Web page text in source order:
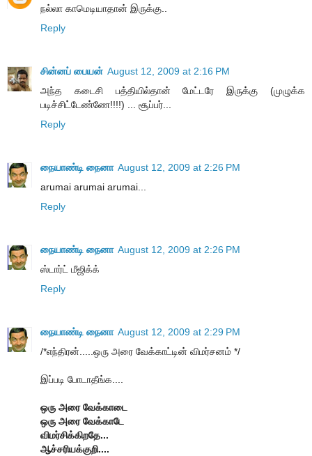
நல்லா காமெடியாதான் இருக்கு..
Reply
சின்னப் பையன் August 12, 2009 at 2:16 PM
அந்த கடைசி பத்தியில்தான் மேட்டரே இருக்கு (முழுக்க
படிச்சிட்டேண்ணே!!!!) ... சூப்பர்...
Reply
நையாண்டி நைனா August 12, 2009 at 2:26 PM
arumai arumai arumai...
Reply
நையாண்டி நைனா August 12, 2009 at 2:26 PM
ஸ்டார்ட் மீஜிக்க்
Reply
நையாண்டி நைனா August 12, 2009 at 2:29 PM
/*எந்திரன்.....ஒரு அரை வேக்காட்டின் விமர்சனம் */
இப்படி போடாதீங்க....
ஒரு அரை வேக்காடை
ஒரு அரை வேக்காடே
விமர்சிக்கிறதே...
ஆச்சரியக்குறி....